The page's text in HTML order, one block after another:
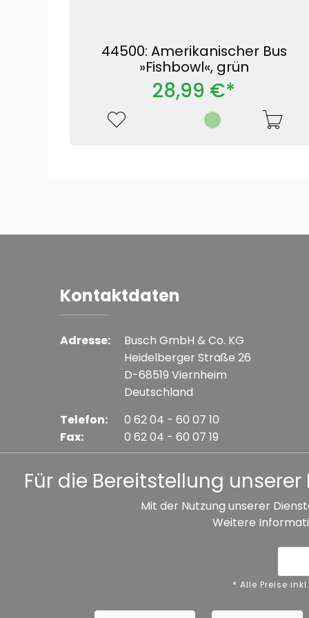
44500: Amerikanischer Bus
»Fishbowl«, grün
28,99 €*
Kontaktdaten
Adresse:
Busch GmbH & Co. KG
Heidelberger Straße 26
D-68519 Viernheim
Deutschland
Telefon:
Fax:
0 62 04 - 60 07 10
0 62 04 - 60 07 19
Impressum
Für die Bereitstellung
Mit der Nutzung unserer
Weitere
* Alle Preise